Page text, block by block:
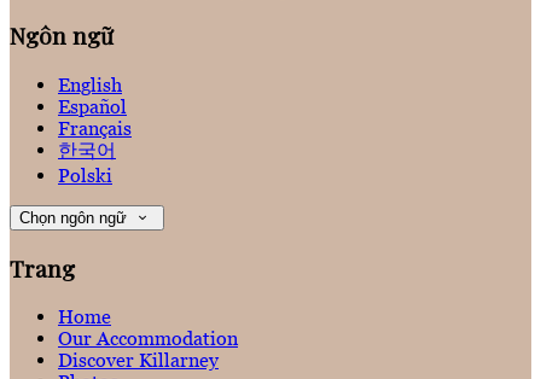
Ngôn ngữ
English
Español
Français
한국어
Polski
Chọn ngôn ngữ
Trang
Home
Our Accommodation
Discover Killarney